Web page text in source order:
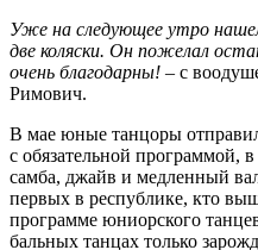
Уже на следующее утро
две коляски. Он пожелал
очень благодарны! – с
Римович.
В мае юные танцоры
с обязательной программой,
самба, джайв и медленный
первых в республике, кто
программе юниорского
бальных танцах только